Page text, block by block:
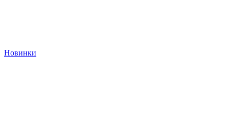
Новинки